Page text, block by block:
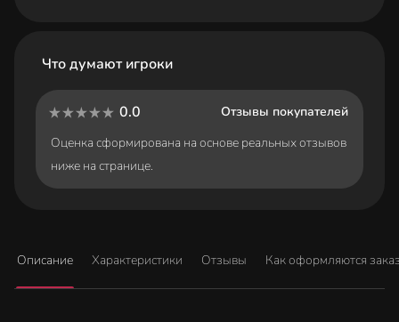
Что думают игроки
0.0
Отзывы покупателей
Оценка сформирована на основе реальных отзывов
ниже на странице.
Описание Характеристики Отзывы Как оформляются